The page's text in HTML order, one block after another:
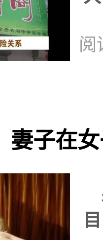
阅
妻子在